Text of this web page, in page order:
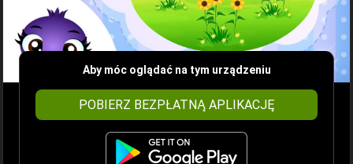
Aby móc oglądać na tym urządzeniu
POBIERZ BEZPŁATNĄ APLIKACJĘ